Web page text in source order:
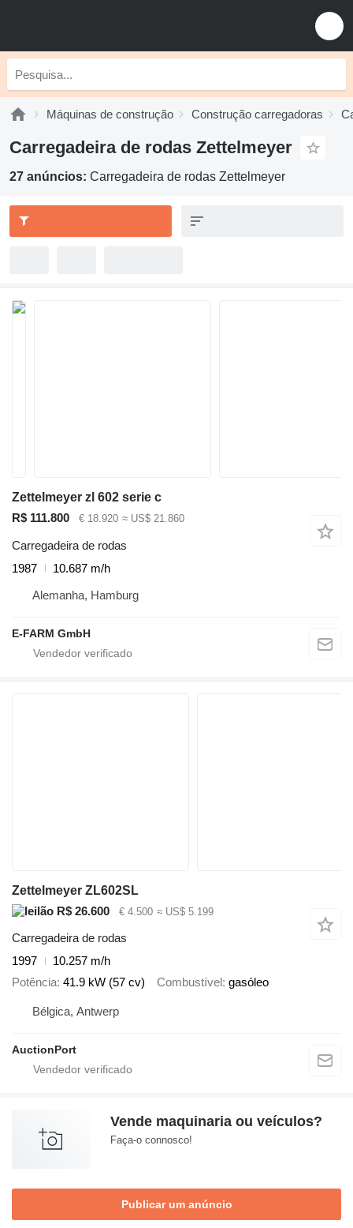
Máquinas de construção Construção carregadoras
Carregadeira de rodas Zettelmeyer
27 anúncios: Carregadeira de rodas Zettelmeyer
Zettelmeyer zl 602 serie c
R$ 111.800
€ 18.920 ≈ US$ 21.860
Carregadeira de rodas
1987
10.687 m/h
Alemanha, Hamburg
E-FARM GmbH
Zettelmeyer ZL602SL
R$ 26.600
€ 4.500 ≈ US$ 5.199
Carregadeira de rodas
1997
10.257 m/h
Potência 41.9 kW (57 cv) Combustível gasóleo
Bélgica, Antwerp
AuctionPort
Vende maquinaria ou veículos?
Faça-o connosco!
Publicar um anúncio